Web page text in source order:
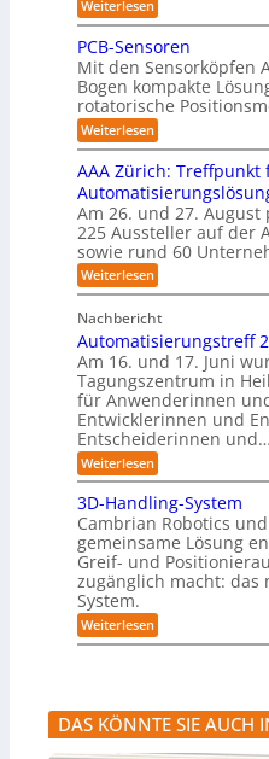
o
g
i
s
t
i
k
e
5
z
e
r
t
i
f
i
z
i
e
r
t
t
r
w
ä
c
h
s
t
bZ
e
i
t
e
n
v
o
n
K
I
w
i
c
h
t
i
g
e
a
l
s
M
a
s
c
h
i
n
e
n
ü
S
y
s
t
e
m
i
n
t
e
g
r
a
t
i
n
e
n
Weiterlesen:
I
t
e
l
i
g
e
n
t
e
S
t
e
u
e
u
n
g
f
ü
r
h
u
m
a
n
o
i
d
e
R
b
o
t
PCB-Sensoren
Mit den Sensorköpfen
Bogen kompakte
rotatorische
Weiterlesen:
P
C
B
-
S
e
n
s
o
r
e
n
AAA Zürich:
Am 26. und 27.
225 Aussteller auf der
sowie rund 60
Weiterlesen:
A
A
Z
ü
r
i
c
h
:
T
r
e
f
f
p
u
n
t
f
ü
a
x
Nachbericht
Automatisierungstreff
Am 16. und 17. Juni
Tagungszentrum in
für Anwenderinnen
Entwicklerinnen und
Entscheiderinnen und…
Weiterlesen:
A
u
t
o
m
a
t
s
i
e
g
s
3D-Handling-System
Cambrian Robotics
gemeinsame Lösung
Greif- und
zugänglich macht: das
System.
Weiterlesen:
3
a
n
d
DAS KÖNNTE SIE AUCH